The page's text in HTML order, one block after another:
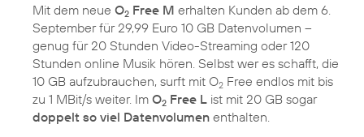
Mit dem neue O2 Free M erhalten Kunden ab dem 6.
September für 29,99 Euro 10 GB Datenvolumen –
genug für 20 Stunden Video-Streaming oder 120
Stunden online Musik hören. Selbst wer es schafft, die
10 GB aufzubrauchen, surft mit O2 Free endlos mit bis
zu 1 MBit/s weiter. Im O2 Free L ist mit 20 GB sogar
doppelt so viel Datenvolumen enthalten.